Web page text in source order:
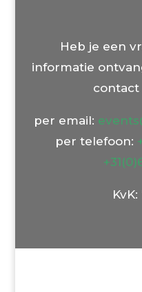
Heb je een
informatie
contact
per email:
per telefoon:
KvK: